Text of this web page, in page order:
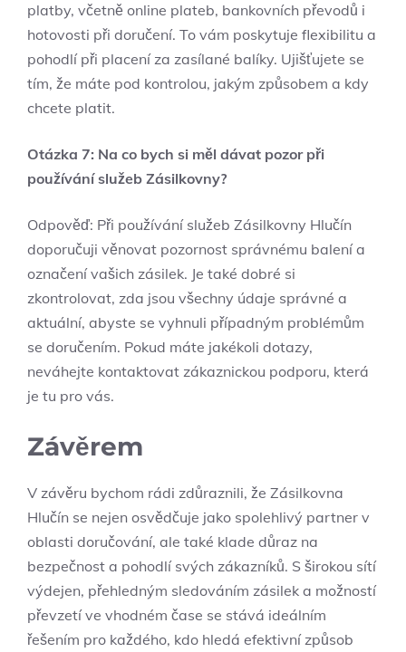
platby, včetně online plateb, bankovních převodů i
hotovosti při doručení. To vám poskytuje flexibilitu a
pohodlí při placení za zasílané balíky. Ujišťujete se
tím, že máte pod kontrolou, jakým způsobem a kdy
chcete platit.
Otázka 7: Na co bych si měl dávat pozor při
používání služeb Zásilkovny?
Odpověď: Při používání služeb Zásilkovny Hlučín
doporučuji věnovat pozornost správnému balení a
označení vašich zásilek. Je také dobré si
zkontrolovat, zda jsou všechny údaje správné a
aktuální, abyste se vyhnuli případným problémům
se doručením. Pokud máte jakékoli dotazy,
neváhejte kontaktovat zákaznickou podporu, která
je tu pro vás.
Závěrem
V závěru bychom rádi zdůraznili, že Zásilkovna
Hlučín se nejen osvědčuje jako spolehlivý partner v
oblasti doručování, ale také klade důraz na
bezpečnost a pohodlí svých zákazníků. S širokou sítí
výdejen, přehledným sledováním zásilek a možností
převzetí ve vhodném čase se stává ideálním
řešením pro každého, kdo hledá efektivní způsob